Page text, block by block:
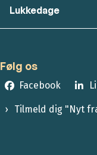
Lukkedage
Følg os
Facebook
Tilmeld dig "Nyt